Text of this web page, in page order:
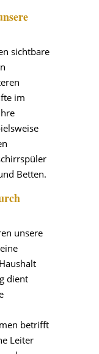
sichtbare
im
Betten.
unsere
dient
betrifft
Leiter